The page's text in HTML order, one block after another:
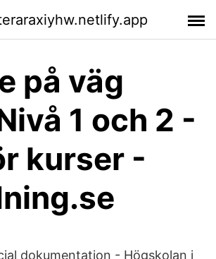
på väg
1 och 2 -
kurser -
dokumentation - Högskolan i